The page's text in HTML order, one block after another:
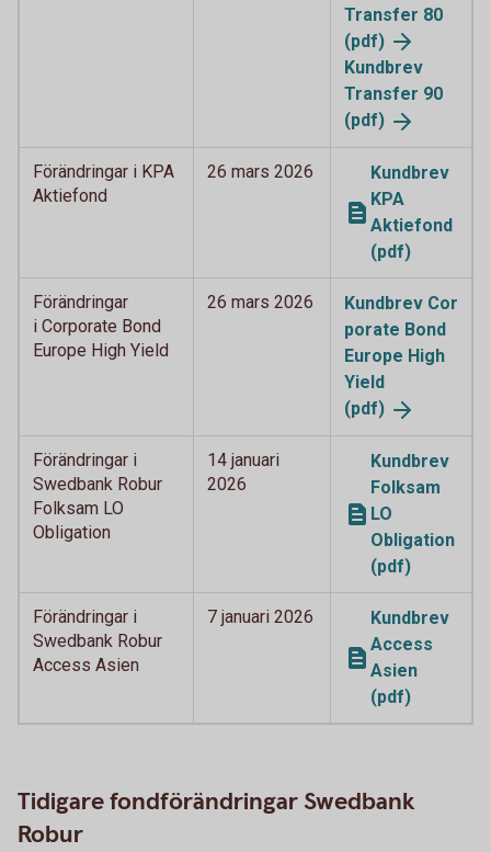
Transfer 80
(pdf)
Kundbrev
Transfer 90
(pdf)
Förändringar i KPA
Aktiefond
26 mars 2026
Kundbrev
KPA
Aktiefond
(pdf)
Förändringar
i Corporate Bond
Europe High Yield
26 mars 2026
Kundbrev Cor
porate Bond
Europe High
Yield
(pdf)
Förändringar i
Swedbank Robur
Folksam LO
Obligation
14 januari
2026
Kundbrev
Folksam
LO
Obligation
(pdf)
Förändringar i
Swedbank Robur
Access Asien
7 januari 2026
Kundbrev
Access
Asien
(pdf)
Tidigare fondförändringar Swedbank
Robur